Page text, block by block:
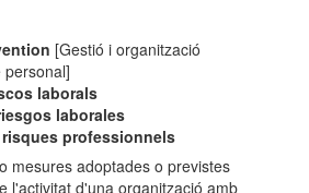
[Gestió i organització
laborals
laborales
professionnels
mesures adoptades o previstes
l'activitat d'una organització amb